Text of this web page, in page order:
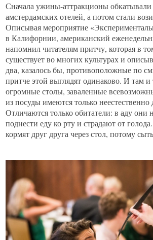
Сначала ужины-аттракционы
амстердамских отелей, а потом стали
Описывая мероприятие
в Калифорнии, американский
напомнил читателям притчу, которая в
существует во многих культурах и
два, казалось бы, противоположные по
притче этой выглядят одинаково. И там
огромные столы, заваленные
из посуды имеются только
Отличаются только обитатели: в аду они
поднести еду ко рту и страдают от
кормят друг друга через стол, потому